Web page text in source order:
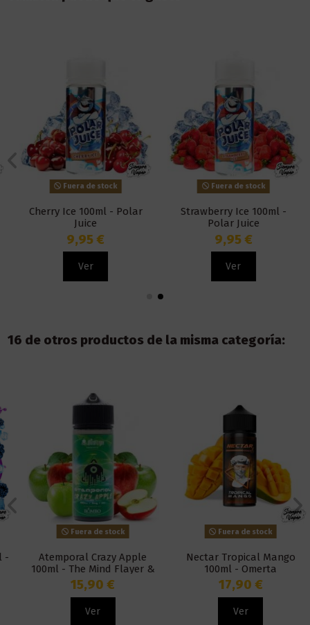
Fuera de stock
Cherry Ice 100ml - Polar
Juice
9,95 €
Ver
Fuera de stock
Strawberry Ice 100ml -
Polar Juice
9,95 €
Ver
16 de otros productos de la misma categoría:
Fuera de stock
Atemporal Crazy Apple
100ml - The Mind Flayer &
Bombo
15,90 €
Ver
Fuera de stock
Nectar Tropical Mango
100ml - Omerta
17,90 €
Ver